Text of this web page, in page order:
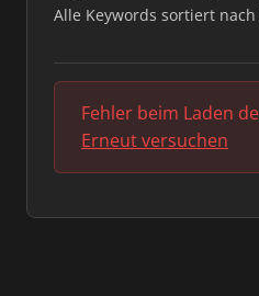
Alle Keywords sortiert nach
Fehler beim Laden
Erneut versuchen